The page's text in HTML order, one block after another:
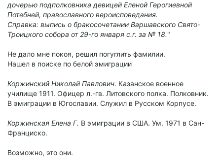
дочерью подполковника девицей Еленой Герогиевной
Потебней, православного вероисповедания.
Справка: выпись о бракосочетании Варшавского Свято-
Троицкого собора от 29-го января с.г. за № 18."
Не дало мне покоя, решил погуглить фамилии.
Нашел в поиске по белой эмиграции
Коржинский Николай Павлович. Казанское военное
училище 1911. Офицер л.-гв. Литовского полка. Полковник.
В эмиграции в Югославии. Служил в Русском Корпусе.
Коржинская Елена Г. В эмиграции в США. Ум. 1971 в Сан-
Франциско.
Возможно, это они.